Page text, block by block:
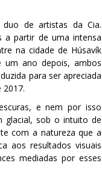
de artistas da Cia.
a partir de uma intensa
na cidade de Húsavík
um ano depois, ambos
para ser apreciada
e nem por isso
glacial, sob o intuito de
com a natureza que a
aos resultados visuais
mediadas por esses